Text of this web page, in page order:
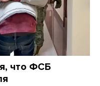
что ФСБ